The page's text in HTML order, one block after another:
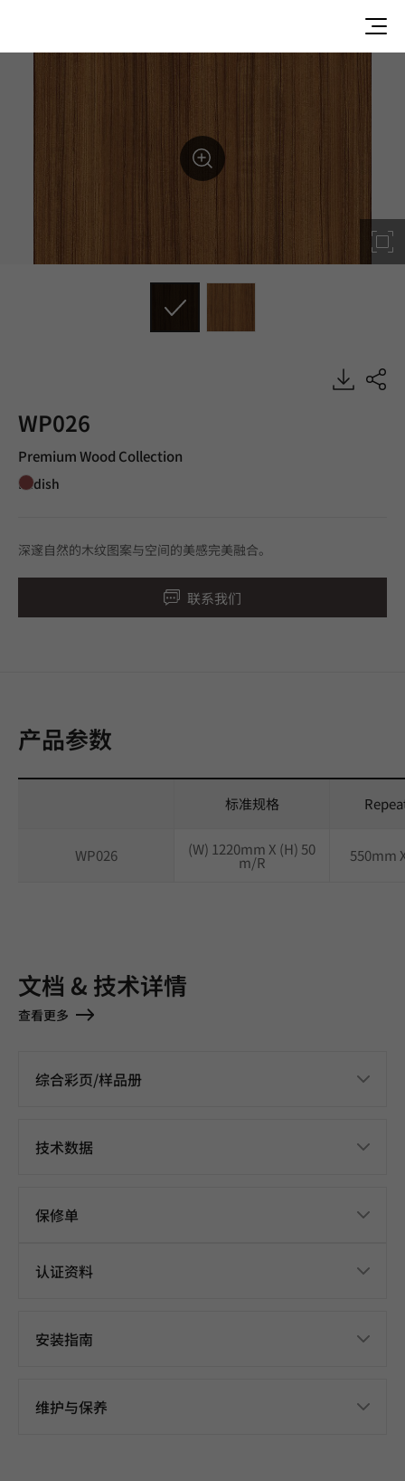
WP026
Premium Wood Collection
Redish
深邃自然的木纹图案与空间的美感完美融合。
联系我们
产品参数
标准规格
WP026 (W) 1220mm X (H) 50
m/R 550mm
文档 & 技术详情
查看更多
综合彩页/样品册
技术数据
保修单
认证资料
安装指南
维护与保养